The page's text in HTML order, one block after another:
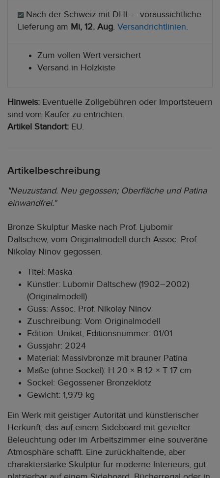
Nach der Schweiz mit DHL – voraussichtliche
Lieferung am Mi, 12. Aug. Versandrichtlinien.
Zum vollen Wert versichert
Versand in Holzkiste
Hinweis: Eventuelle Zollgebühren oder Importsteuern
sind vom Käufer zu entrichten.
Artikel Standort: EU.
Artikelbeschreibung
"Neuzustand. Neu gegossen; Oberfläche und Patina
einwandfrei."
Bronze Skulptur Maske nach Prof. Ljubomir
Daltschew, vom Originalmodell durch Assoc. Prof.
Nikolay Ninov gegossen.
Titel: Maska
Künstler: Lubomir Daltschew (1902–2002)
(Originalmodell)
Guss: Assoc. Prof. Nikolay Ninov
Zuschreibung: Vom Originalmodell
Edition: Unikat, Editionsnummer: 01/01
Gussjahr: 2024
Material: Massivbronze mit brauner Patina
Maße (ohne Sockel): H 20 × B 12 × T 17 cm
Sockel: Gegossener Bronzeklotz
Gewicht: 1,979 kg
Ein Werk mit geistiger Autorität und künstlerischer
Herkunft, das auf einem Sideboard mit gezielter
Beleuchtung oder im Arbeitszimmer eine souveräne
Atmosphäre schafft. Eine zurückhaltende, aber
charakterstarke Skulptur für moderne Interieurs, gut